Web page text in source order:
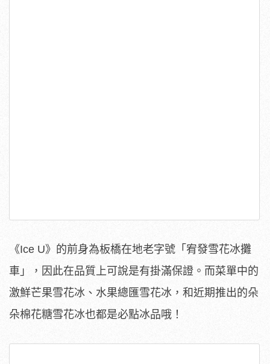
《Ice U》的前身為板橋在地老字號「宥發雪花冰攤
車」，因此在品質上可說是有掛滿保證。而菜單中的
激鮮芒果雪花冰、水果總匯雪花冰，和近期推出的朵
朵棉花糖雪花冰也都是必點冰品哦！